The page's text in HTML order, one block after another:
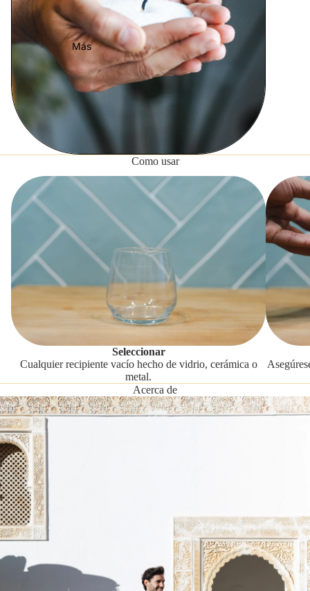
Más
Como usar
Seleccionar
Cualquier recipiente vacío hecho de vidrio, cerámica o
metal.
Acerca de